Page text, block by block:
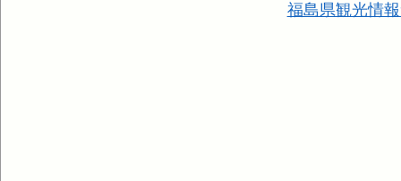
福島県観光情